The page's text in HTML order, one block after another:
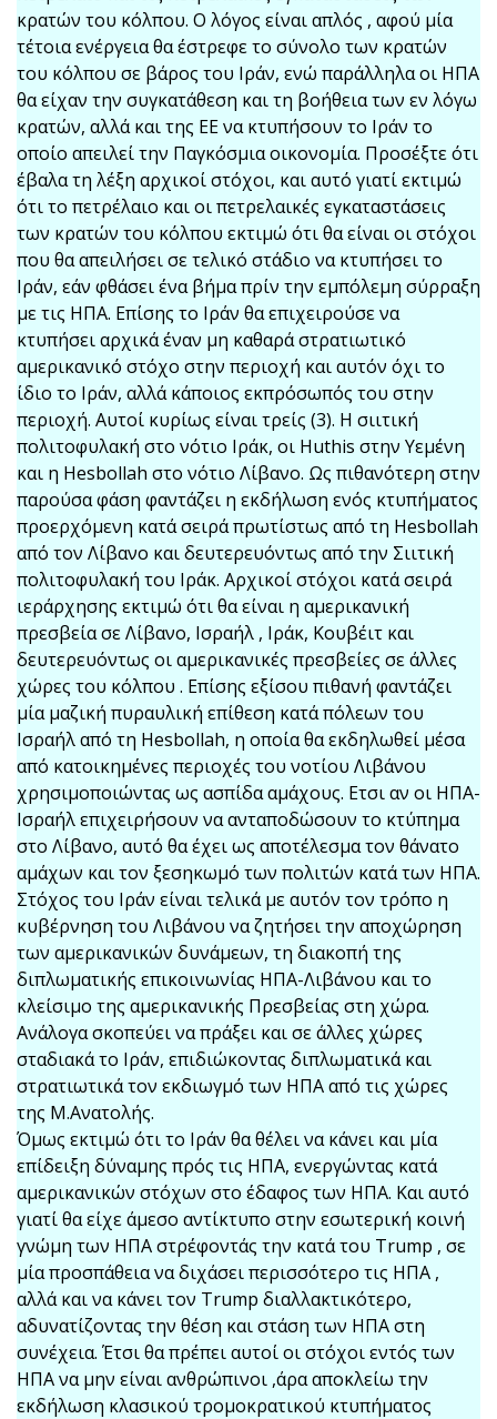
κρατών του κόλπου. Ο λόγος είναι απλός , αφού μία
τέτοια ενέργεια θα έστρεφε το σύνολο των κρατών
του κόλπου σε βάρος του Ιράν, ενώ παράλληλα οι ΗΠΑ
θα είχαν την συγκατάθεση και τη βοήθεια των εν λόγω
κρατών, αλλά και της ΕΕ να κτυπήσουν το Ιράν το
οποίο απειλεί την Παγκόσμια οικονομία. Προσέξτε ότι
έβαλα τη λέξη αρχικοί στόχοι, και αυτό γιατί εκτιμώ
ότι το πετρέλαιο και οι πετρελαικές εγκαταστάσεις
των κρατών του κόλπου εκτιμώ ότι θα είναι οι στόχοι
που θα απειλήσει σε τελικό στάδιο να κτυπήσει το
Ιράν, εάν φθάσει ένα βήμα πρίν την εμπόλεμη σύρραξη
με τις ΗΠΑ. Επίσης το Ιράν θα επιχειρούσε να
κτυπήσει αρχικά έναν μη καθαρά στρατιωτικό
αμερικανικό στόχο στην περιοχή και αυτόν όχι το
ίδιο το Ιράν, αλλά κάποιος εκπρόσωπός του στην
περιοχή. Αυτοί κυρίως είναι τρείς (3). Η σιιτική
πολιτοφυλακή στο νότιο Ιράκ, οι Huthis στην Υεμένη
και η Hesbollah στο νότιο Λίβανο. Ως πιθανότερη στην
παρούσα φάση φαντάζει η εκδήλωση ενός κτυπήματος
προερχόμενη κατά σειρά πρωτίστως από τη Hesbollah
από τον Λίβανο και δευτερευόντως από την Σιιτική
πολιτοφυλακή του Ιράκ. Αρχικοί στόχοι κατά σειρά
ιεράρχησης εκτιμώ ότι θα είναι η αμερικανική
πρεσβεία σε Λίβανο, Ισραήλ , Ιράκ, Κουβέιτ και
δευτερευόντως οι αμερικανικές πρεσβείες σε άλλες
χώρες του κόλπου . Επίσης εξίσου πιθανή φαντάζει
μία μαζική πυραυλική επίθεση κατά πόλεων του
Ισραήλ από τη Hesbollah, η οποία θα εκδηλωθεί μέσα
από κατοικημένες περιοχές του νοτίου Λιβάνου
χρησιμοποιώντας ως ασπίδα αμάχους. Ετσι αν οι ΗΠΑ-
Ισραήλ επιχειρήσουν να ανταποδώσουν το κτύπημα
στο Λίβανο, αυτό θα έχει ως αποτέλεσμα τον θάνατο
αμάχων και τον ξεσηκωμό των πολιτών κατά των ΗΠΑ.
Στόχος του Ιράν είναι τελικά με αυτόν τον τρόπο η
κυβέρνηση του Λιβάνου να ζητήσει την αποχώρηση
των αμερικανικών δυνάμεων, τη διακοπή της
διπλωματικής επικοινωνίας ΗΠΑ-Λιβάνου και το
κλείσιμο της αμερικανικής Πρεσβείας στη χώρα.
Ανάλογα σκοπεύει να πράξει και σε άλλες χώρες
σταδιακά το Ιράν, επιδιώκοντας διπλωματικά και
στρατιωτικά τον εκδιωγμό των ΗΠΑ από τις χώρες
της Μ.Ανατολής.
Όμως εκτιμώ ότι το Ιράν θα θέλει να κάνει και μία
επίδειξη δύναμης πρός τις ΗΠΑ, ενεργώντας κατά
αμερικανικών στόχων στο έδαφος των ΗΠΑ. Και αυτό
γιατί θα είχε άμεσο αντίκτυπο στην εσωτερική κοινή
γνώμη των ΗΠΑ στρέφοντάς την κατά του Trump , σε
μία προσπάθεια να διχάσει περισσότερο τις ΗΠΑ ,
αλλά και να κάνει τον Trump διαλλακτικότερο,
αδυνατίζοντας την θέση και στάση των ΗΠΑ στη
συνέχεια. Έτσι θα πρέπει αυτοί οι στόχοι εντός των
ΗΠΑ να μην είναι ανθρώπινοι ,άρα αποκλείω την
εκδήλωση κλασικού τρομοκρατικού κτυπήματος